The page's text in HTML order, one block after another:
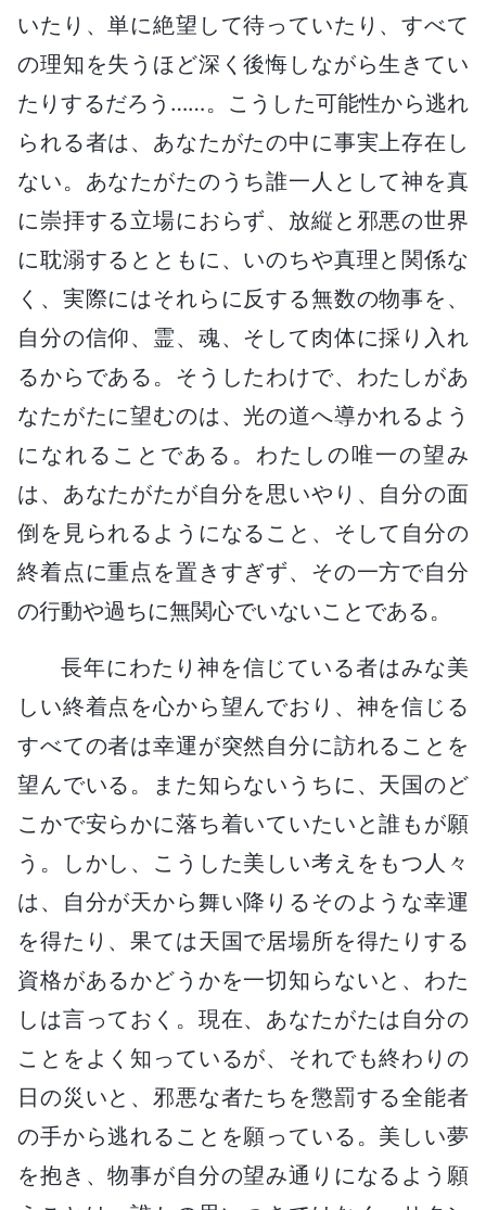
いたり、単に絶望して待っていたり、すべて
の理知を失うほど深く後悔しながら生きてい
たりするだろう……。こうした可能性から逃れ
られる者は、あなたがたの中に事実上存在し
ない。あなたがたのうち誰一人として神を真
に崇拝する立場におらず、放縦と邪悪の世界
に耽溺するとともに、いのちや真理と関係な
く、実際にはそれらに反する無数の物事を、
自分の信仰、霊、魂、そして肉体に採り入れ
るからである。そうしたわけで、わたしがあ
なたがたに望むのは、光の道へ導かれるよう
になれることである。わたしの唯一の望み
は、あなたがたが自分を思いやり、自分の面
倒を見られるようになること、そして自分の
終着点に重点を置きすぎず、その一方で自分
の行動や過ちに無関心でいないことである。
長年にわたり神を信じている者はみな美
しい終着点を心から望んでおり、神を信じる
すべての者は幸運が突然自分に訪れることを
望んでいる。また知らないうちに、天国のど
こかで安らかに落ち着いていたいと誰もが願
う。しかし、こうした美しい考えをもつ人々
は、自分が天から舞い降りるそのような幸運
を得たり、果ては天国で居場所を得たりする
資格があるかどうかを一切知らないと、わた
しは言っておく。現在、あなたがたは自分の
ことをよく知っているが、それでも終わりの
日の災いと、邪悪な者たちを懲罰する全能者
の手から逃れることを願っている。美しい夢
を抱き、物事が自分の望み通りになるよう願